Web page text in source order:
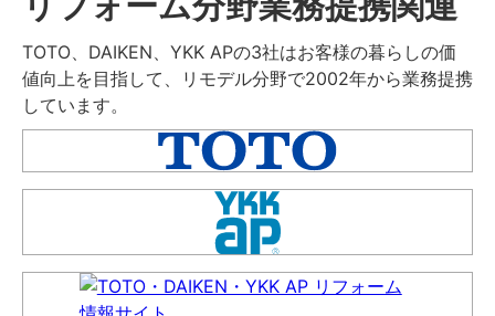
TOTO、DAIKEN、YKK APの3社はお客様の暮らしの価
値向上を目指して、リモデル分野で2002年から業務提携
しています。